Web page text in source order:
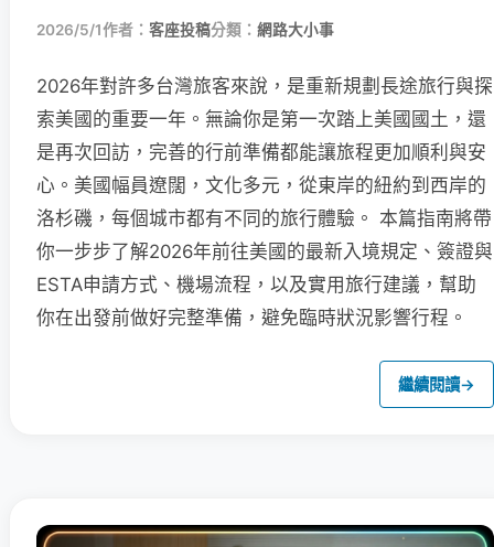
2026/5/1作者： 客座投稿分類： 網路大小事
2026年對許多台灣旅客來說，是重新規劃長途旅行與探
索美國的重要一年。無論你是第一次踏上美國國土，還
是再次回訪，完善的行前準備都能讓旅程更加順利與安
心。美國幅員遼闊，文化多元，從東岸的紐約到西岸的
洛杉磯，每個城市都有不同的旅行體驗。 本篇指南將帶
你一步步了解2026年前往美國的最新入境規定、簽證與
ESTA申請方式、機場流程，以及實用旅行建議，幫助
你在出發前做好完整準備，避免臨時狀況影響行程。
繼續閱讀→